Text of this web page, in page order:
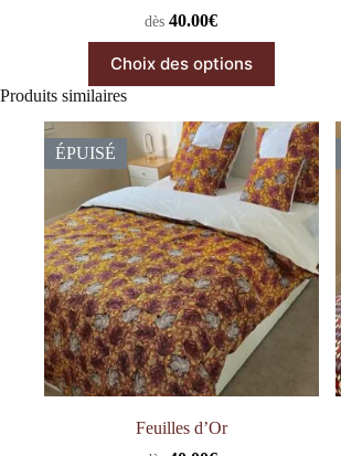
dès 40.00€
Choix des options
produit
a
variations.
Les
options
peuvent
choisies
sur
la
page
du
produit
Produits similaires
ÉPUISÉ
Feuilles d’Or